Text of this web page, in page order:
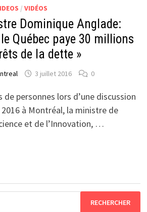
/ VIDÉOS
Dominique Anglade:
Québec paye 30 millions
de la dette »
3 juillet 2016 0
de personnes lors d’une discussion
à Montréal, la ministre de
et de l’Innovation, …